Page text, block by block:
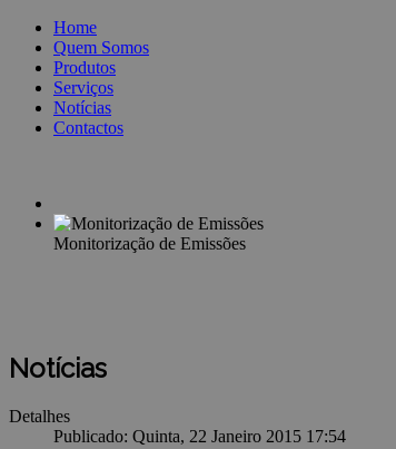
Home
Quem Somos
Produtos
Serviços
Notícias
Contactos
Monitorização de Emissões
Notícias
Detalhes
Publicado: Quinta, 22 Janeiro 2015 17:54